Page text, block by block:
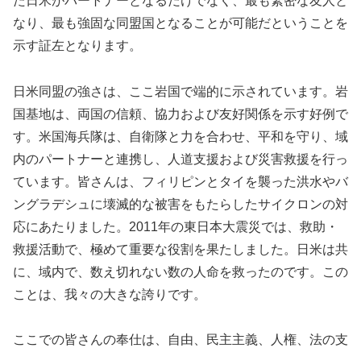
なり、最も強固な同盟国となることが可能だということを
示す証左となります。
日米同盟の強さは、ここ岩国で端的に示されています。岩
国基地は、両国の信頼、協力および友好関係を示す好例で
す。米国海兵隊は、自衛隊と力を合わせ、平和を守り、域
内のパートナーと連携し、人道支援および災害救援を行っ
ています。皆さんは、フィリピンとタイを襲った洪水やバ
ングラデシュに壊滅的な被害をもたらしたサイクロンの対
応にあたりました。2011年の東日本大震災では、救助・
救援活動で、極めて重要な役割を果たしました。日米は共
に、域内で、数え切れない数の人命を救ったのです。この
ことは、我々の大きな誇りです。
ここでの皆さんの奉仕は、自由、民主主義、人権、法の支